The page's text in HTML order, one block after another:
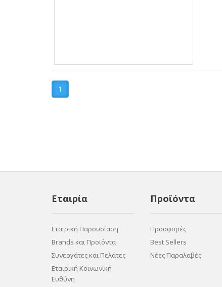
1
Εταιρία
Εταιρική Παρουσίαση
Brands και Προϊόντα
Συνεργάτες και Πελάτες
Εταιρική Κοινωνική
Ευθύνη
Προϊόντα
Προσφορές
Best Sellers
Νέες Παραλαβές